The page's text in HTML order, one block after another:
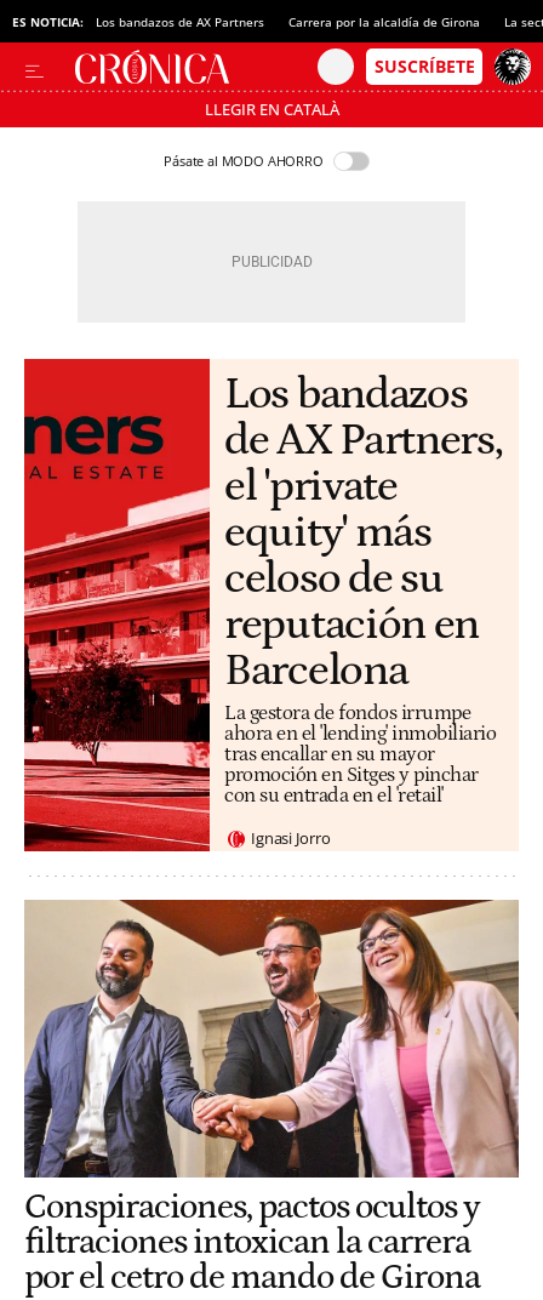
ES NOTICIA: Los bandazos de AX Partners Carrera por la alcaldía de Girona La
LLEGIR EN CATALÀ
Pásate al MODO AHORRO
Los bandazos
de AX Partners,
el 'private
equity' más
celoso de su
reputación en
Barcelona
La gestora de fondos irrumpe
ahora en el 'lending' inmobiliario
tras encallar en su mayor
promoción en Sitges y pinchar
con su entrada en el 'retail'
Ignasi Jorro
Conspiraciones, pactos ocultos y
filtraciones intoxican la carrera
por el cetro de mando de Girona